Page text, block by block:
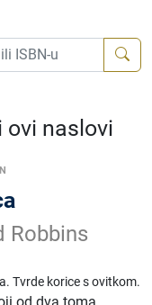
ovi naslovi
Robbins
Tvrde korice s ovitkom.